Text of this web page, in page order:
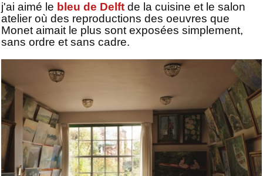
j'ai aimé le bleu de Delft de la cuisine et le salon
atelier où des reproductions des oeuvres que
Monet aimait le plus sont exposées simplement,
sans ordre et sans cadre.